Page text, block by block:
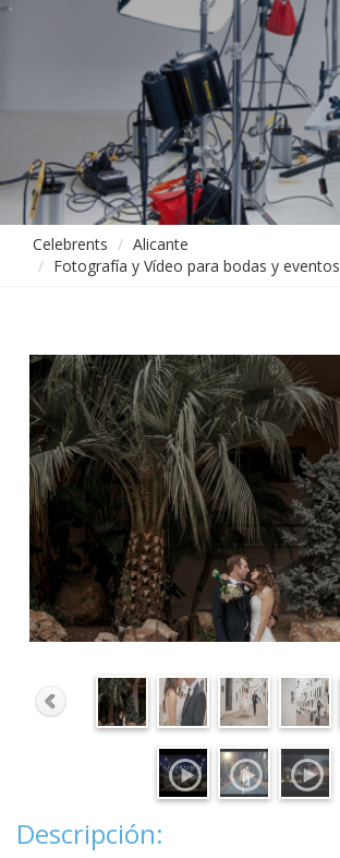
Celebrents
Alicante
Fotografía y Vídeo para bodas y eventos
Descripción: